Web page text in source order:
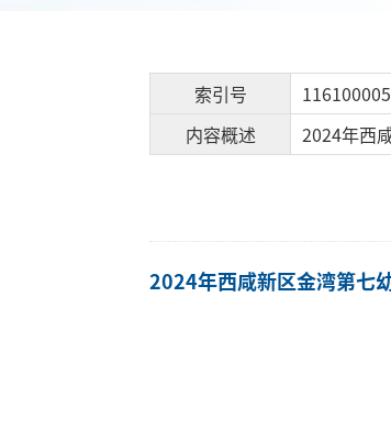
索引号
内容概述
2024年西
2024年西咸新区金湾第七